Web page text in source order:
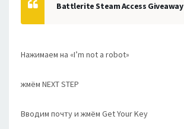
Battlerite Steam Access Giveaway
Нажимаем на «I’m not a robot»
жмём NEXT STEP
Вводим почту и жмём Get Your Key